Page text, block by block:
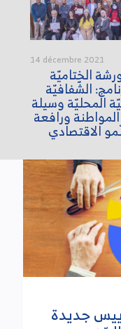
14 décembre 2021
الختاميّة
الشّفافيّة
المحليّة وسيلة
ورافعة
الاقتصادي
جديدة